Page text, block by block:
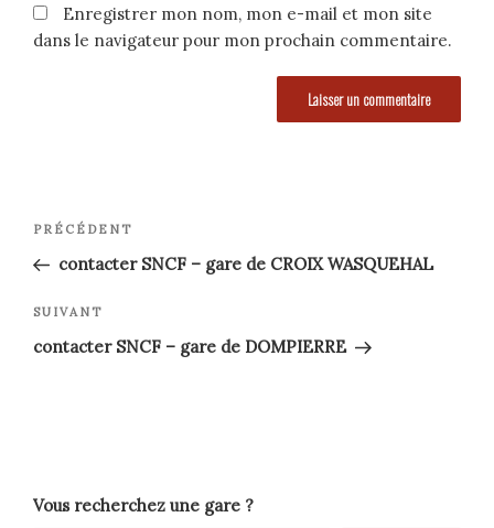
Enregistrer mon nom, mon e-mail et mon site
dans le navigateur pour mon prochain commentaire.
Navigation
de
l’article
Article
précédent
PRÉCÉDENT
contacter SNCF – gare de CROIX WASQUEHAL
Article
suivant
SUIVANT
contacter SNCF – gare de DOMPIERRE
Vous recherchez une gare ?